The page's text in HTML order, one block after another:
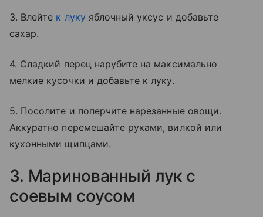
3. Влейте к луку яблочный уксус и добавьте
сахар.
4. Сладкий перец нарубите на максимально
мелкие кусочки и добавьте к луку.
5. Посолите и поперчите нарезанные овощи.
Аккуратно перемешайте руками, вилкой или
кухонными щипцами.
3. Маринованный лук с
соевым соусом